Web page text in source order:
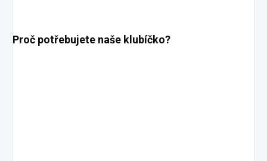
Proč potřebujete naše klubíčko?